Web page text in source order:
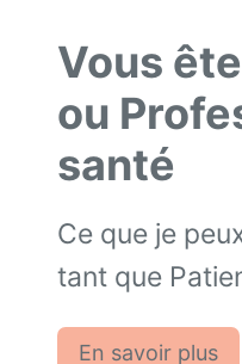
Vous
ou
santé
Ce que je
tant que
En savoir plus